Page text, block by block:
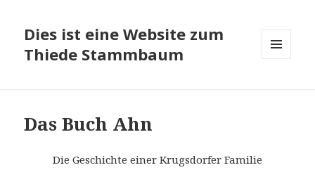
Dies ist eine Website zum
Thiede Stammbaum
Das Buch Ahn
Die Geschichte einer Krugsdorfer Familie